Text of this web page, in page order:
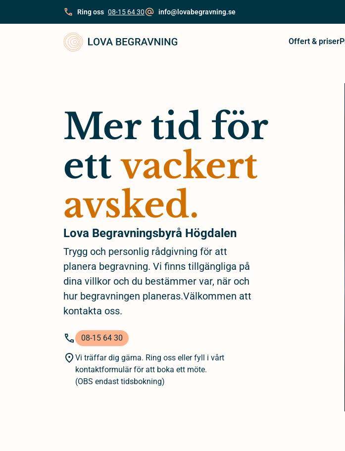
Ring oss 08-15 64 30 info@lovabegravning.se
Offert & priser
Mer tid för
ett vackert
avsked.
Lova Begravningsbyrå Högdalen
Trygg och personlig rådgivning för att
planera begravning. Vi finns tillgängliga på
dina villkor och du bestämmer var, när och
hur begravningen planeras.Välkommen att
kontakta oss.
08-15 64 30
Vi träffar dig gärna. Ring oss eller fyll i vårt
kontaktformulär för att boka ett möte.
(OBS endast tidsbokning)